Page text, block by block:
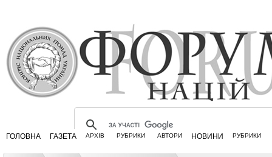
ГОЛОВНА ГАЗЕТА АРХІВ РУБРИКИ АВТОРИ НОВИНИ РУБРИКИ